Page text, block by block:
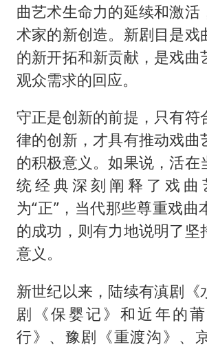
曲艺术生命力的延续和激活
术家的新创造。新剧目是戏
的新开拓和新贡献，是戏曲
观众需求的回应。
守正是创新的前提，只有符
律的创新，才具有推动戏曲
的积极意义。如果说，活在
统经典深刻阐释了戏曲
为“正”，当代那些尊重戏曲
的成功，则有力地说明了坚
意义。
新世纪以来，陆续有滇剧《
剧《保婴记》和近年的
行》、豫剧《重渡沟》、